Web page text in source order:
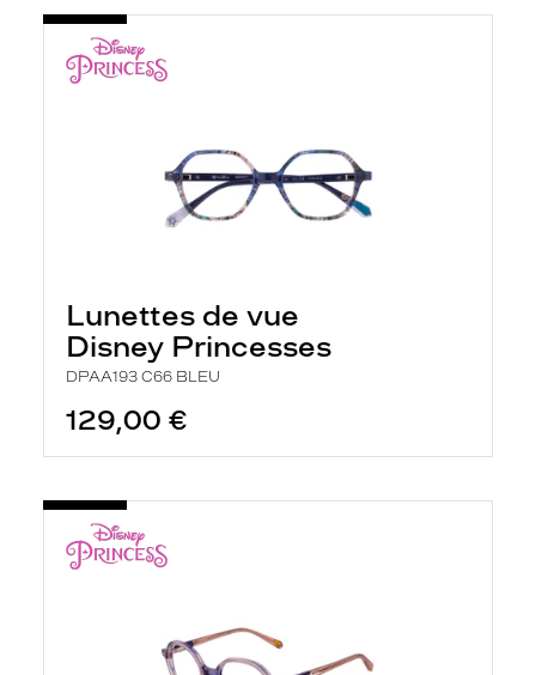
Lunettes de vue
Disney Princesses
DPAA193 C66 BLEU
129,00 €